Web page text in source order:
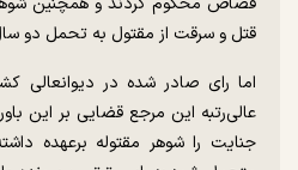
قتل و سرقت از مقتول به تحمل دو
اما رای صادر شده در دیوانعالی
عالی‌رتبه این مرجع قضایی بر این
جنایت را شوهر مقتوله برعهده